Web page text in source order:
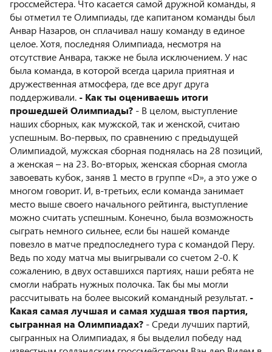
гроссмейстера. Что касается самой дружной команды, я
бы отметил те Олимпиады, где капитаном команды был
Анвар Назаров, он сплачивал нашу команду в единое
целое. Хотя, последняя Олимпиада, несмотря на
отсутствие Анвара, также не была исключением. У нас
была команда, в которой всегда царила приятная и
дружественная атмосфера, где все друг друга
поддерживали. - Как ты оцениваешь итоги
прошедшей Олимпиады? - В целом, выступление
наших сборных, как мужской, так и женской, считаю
успешным. Во-первых, по сравнению с предыдущей
Олимпиадой, мужская сборная поднялась на 28 позиций,
а женская – на 23. Во-вторых, женская сборная смогла
завоевать кубок, заняв 1 место в группе «D», а это уже о
многом говорит. И, в-третьих, если команда занимает
место выше своего начального рейтинга, выступление
можно считать успешным. Конечно, была возможность
сыграть немного сильнее, если бы нашей команде
повезло в матче предпоследнего тура с командой Перу.
Ведь по ходу матча мы выигрывали со счетом 2-0. К
сожалению, в двух оставшихся партиях, наши ребята не
смогли набрать нужных полочка. Так бы мы могли
рассчитывать на более высокий командный результат. -
Какая самая лучшая и самая худшая твоя партия,
сыгранная на Олимпиадах? - Среди лучших партий,
сыгранных на Олимпиадах, я бы выделил победу над